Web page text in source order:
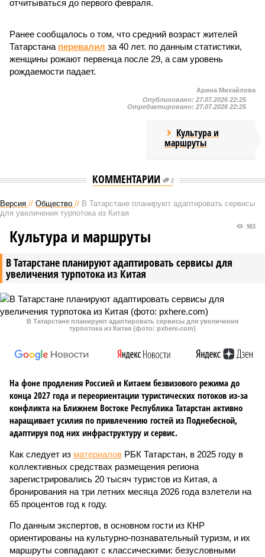
отчитываться до первого февраля.
Ранее сообщалось о том, что средний возраст жителей
Татарстана перевалил за 40 лет. по данным статистики,
женщины рожают первенца после 29, а сам уровень
рождаемости падает.
Арина Михайлова
Опубликовано: 27.07.2026 22:25
Отредактировано: 27.07.2026 22:25
Культура и
маршруты
КОММЕНТАРИИ 0
Версия // Общество // В Татарстане планируют адаптировать сервисы
для увеличения турпотока из Китая
В Татарстане планируют адаптировать сервисы для
увеличения турпотока из Китая
903
Культура и маршруты
В Татарстане планируют адаптировать сервисы для увеличения
турпотока из Китая (фото: pxhere.com)
На фоне продления Россией и Китаем безвизового режима до
конца 2027 года и переориентации туристических потоков из-за
конфликта на Ближнем Востоке Республика Татарстан активно
наращивает усилия по привлечению гостей из Поднебесной,
адаптируя под них инфраструктуру и сервис.
Как следует из материалов РБК Татарстан, в 2025 году в
коллективных средствах размещения региона
зарегистрировались 20 тысяч туристов из Китая, а
бронирования на три летних месяца 2026 года взлетели на
65 процентов год к году.
По данным экспертов, в основном гости из КНР
ориентированы на культурно-познавательный туризм, и их
маршруты совпадают с классическими: безусловными